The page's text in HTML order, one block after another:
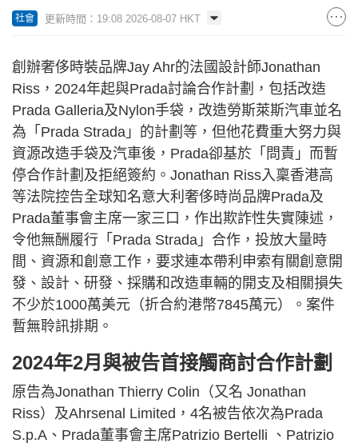
社會 更新時間：19:08 2026-08-07 HKT
創辦奢侈時裝品牌Jay Ahr的法國設計師Jonathan
Riss，2024年起與Prada討論合作計劃，包括改造
Prada Galleria及Nylon手袋，改造勞斯萊斯汽車並名
為「Prada Strada」的計劃等，但他花費重大努力與
資源改造手袋及汽車後，Prada卻基於「問責」而暫
停合作計劃及拒絕簽約。Jonathan Riss入稟香港高
等法院控告全球知名意大利奢侈時尚品牌Prada及
Prada董事會主席一家三口，作出欺詐性失實陳述，
令他無酬履行「Prada Strada」合作，投放大量時
間、資源和創意工作，要求連本帶利申索有關創意開
發、設計、研發、採購和改造車輛的開支及相關損失
不少於1000萬美元（折合約港幣7845萬元）。案件
暫無聆訊排期。
2024年2月與被告首接觸商討合作計劃
原告為Jonathan Thierry Colin（又名 Jonathan
Riss）及Ahrsenal Limited，4名被告依次為Prada
S.p.A、Prada董事會主席Patrizio Bertelli 、Patrizio